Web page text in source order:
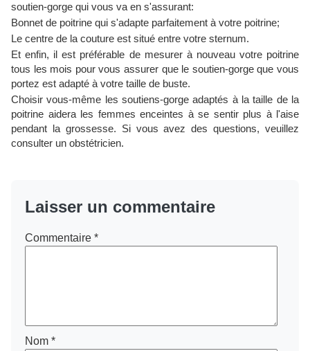
soutien-gorge qui vous va en s'assurant:
Bonnet de poitrine qui s'adapte parfaitement à votre poitrine;
Le centre de la couture est situé entre votre sternum.
Et enfin, il est préférable de mesurer à nouveau votre poitrine
tous les mois pour vous assurer que le soutien-gorge que vous
portez est adapté à votre taille de buste.
Choisir vous-même les soutiens-gorge adaptés à la taille de la
poitrine aidera les femmes enceintes à se sentir plus à l'aise
pendant la grossesse. Si vous avez des questions, veuillez
consulter un obstétricien.
Laisser un commentaire
Commentaire *
Nom *